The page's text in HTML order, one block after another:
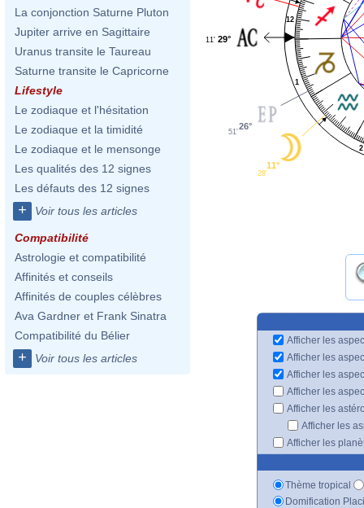
La conjonction Saturne Pluton
Jupiter arrive en Sagittaire
Uranus transite le Taureau
Saturne transite le Capricorne
Lifestyle
Le zodiaque et l'hésitation
Le zodiaque et la timidité
Le zodiaque et le mensonge
Les qualités des 12 signes
Les défauts des 12 signes
+ Voir tous les articles
Compatibilité
Astrologie et compatibilité
Affinités et conseils
Affinités de couples célèbres
Ava Gardner et Frank Sinatra
Compatibilité du Bélier
+ Voir tous les articles
1
2
12
29°
11'
26°
51'
11°
28'
Afficher les
Afficher les
Afficher les
Afficher les
Afficher les
Afficher les
Afficher les
Thème tropical
Domification